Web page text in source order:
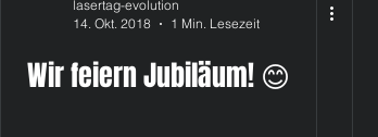
lasertag-evolution
14. Okt. 2018
1 Min. Lesezeit
Wir feiern Jubiläum! 😊